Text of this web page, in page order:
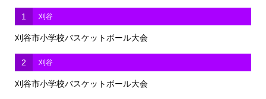
1 刈谷
刈谷市小学校バスケットボール大会
2 刈谷
刈谷市小学校バスケットボール大会